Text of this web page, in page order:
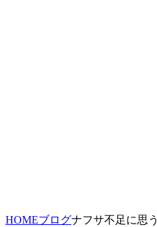
HOMEブログナフサ不足に思う